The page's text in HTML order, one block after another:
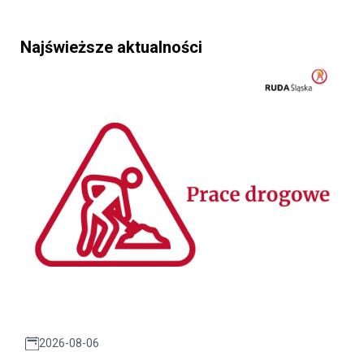
Najświeższe aktualności
2026-08-06